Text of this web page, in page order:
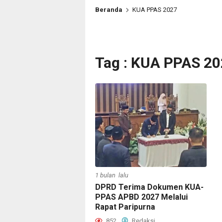
Beranda KUA PPAS 2027
Tag : KUA PPAS
1 bulan lalu
DPRD Terima Dokumen KUA-
PPAS APBD 2027 Melalui
Rapat Paripurna